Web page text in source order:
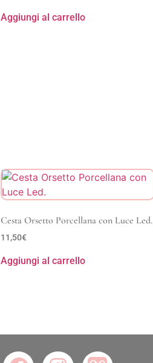
Aggiungi al carrello
Cesta Orsetto Porcellana con Luce Led.
11,50€
Aggiungi al carrello